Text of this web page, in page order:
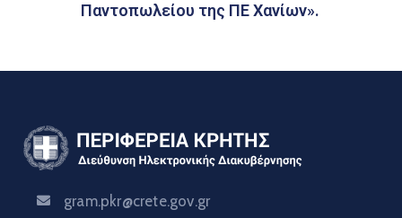
Παντοπωλείου της ΠΕ Χανίων».
gram.pkr@crete.gov.gr